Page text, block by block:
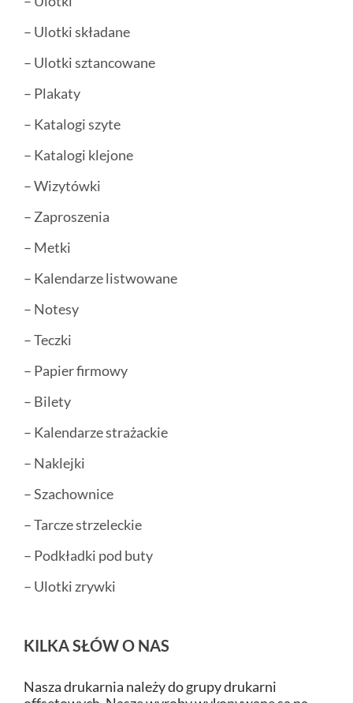
– Ulotki składane
– Ulotki sztancowane
– Plakaty
– Katalogi szyte
– Katalogi klejone
– Wizytówki
– Zaproszenia
– Metki
– Kalendarze listwowane
– Notesy
– Teczki
– Papier firmowy
– Bilety
– Kalendarze strażackie
– Naklejki
– Szachownice
– Tarcze strzeleckie
– Podkładki pod buty
– Ulotki zrywki
KILKA SŁÓW O NAS
Nasza drukarnia należy do grupy drukarni